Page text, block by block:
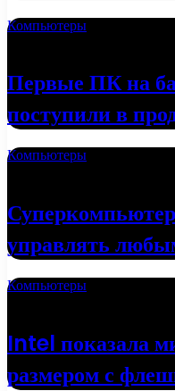
Компьютеры
Первые ПК на
поступили в
Компьютеры
управлять
Компьютеры
Intel показала
размером с